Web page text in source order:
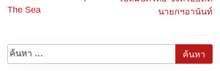
The Sea
นายกฯอานันท์